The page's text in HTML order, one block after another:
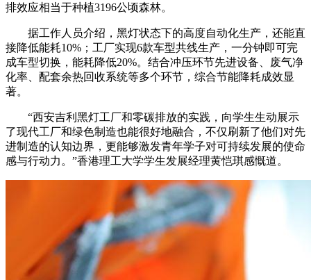
排效应相当于种植3196公顷森林。
据工作人员介绍，黑灯状态下的高度自动化生产，还能直
接降低能耗10%；工厂实现6款车型共线生产，一分钟即可完
成车型切换，能耗降低20%。结合冲压环节先进设备、废气净
化率、配套余热回收系统等多个环节，综合节能降耗成效显
著。
“西安吉利黑灯工厂和零碳排放的实践，向学生生动展示
了现代工厂和绿色制造也能很好地融合，不仅刷新了他们对先
进制造的认知边界，更能够激发青年学子对可持续发展的使命
感与行动力。”香港理工大学学生发展经理黄恺琪感慨道。